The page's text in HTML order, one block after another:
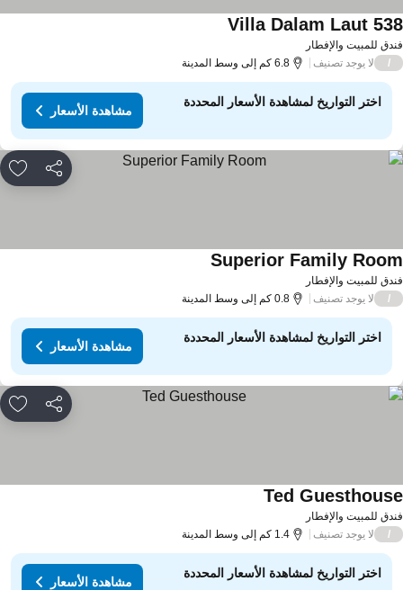
للمبيت والإفطار
Villa Dalam Laut
لا يوجد تصنيف 6.8 كم إلى وسط المدينة
اختر التواريخ لمشاهدة الأسعار المحددة
مشاهدة الأسعار
مشاركة
للمبيت والإفطار
Superior Family
لا يوجد تصنيف 0.8 كم إلى وسط المدينة
اختر التواريخ لمشاهدة الأسعار المحددة
مشاهدة الأسعار
مشاركة
للمبيت والإفطار
Ted
لا يوجد تصنيف 1.4 كم إلى وسط المدينة
اختر التواريخ لمشاهدة الأسعار المحددة
مشاهدة الأسعار